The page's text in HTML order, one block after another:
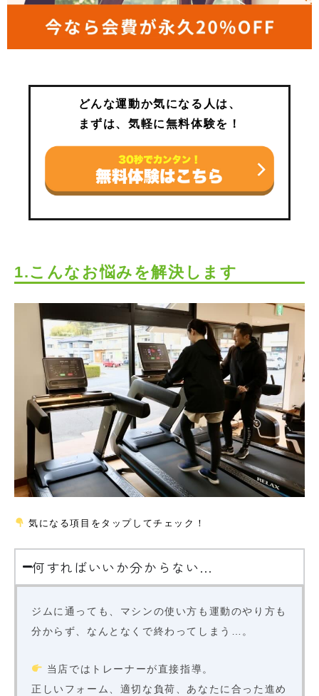
どんな運動か気になる人は、
まずは、気軽に無料体験を！
1.こんなお悩みを解決します
気になる項目をタップしてチェック！
何すればいいか分からない…
ジムに通っても、マシンの使い方も運動のやり方も
分からず、なんとなくで終わってしまう…。
当店ではトレーナーが直接指導。
正しいフォーム、適切な負荷、あなたに合った進め